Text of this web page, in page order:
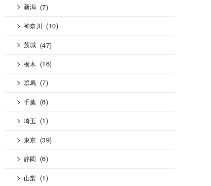
新潟 (7)
神奈川 (10)
茨城 (47)
栃木 (16)
群馬 (7)
千葉 (6)
埼玉 (1)
東京 (39)
静岡 (6)
山梨 (1)